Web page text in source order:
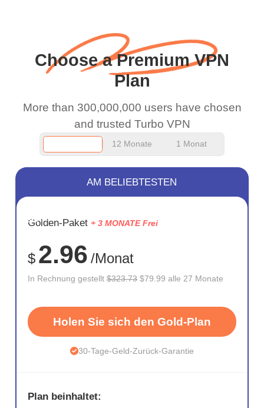
and keep up the good
Choose a Premium VPN
Plan
More than 300,000,000 users have chosen
and trusted Turbo VPN
12 Monate 1 Monat
SPARE
75%
AM BELIEBTESTEN
Golden-Paket + 3 MONATE Frei
$ 2.96 /Monat
In Rechnung gestellt$323.73 $79.99 alle 27 Monate
Holen Sie sich den Gold-Plan
30-Tage-Geld-Zurück-Garantie
Plan beinhaltet: